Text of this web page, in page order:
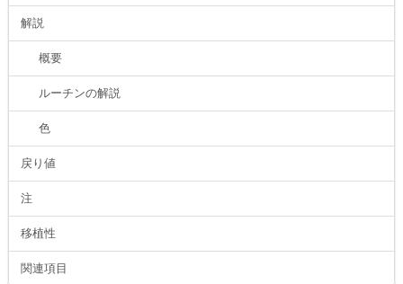
解説
概要
ルーチンの解説
色
戻り値
注
移植性
関連項目